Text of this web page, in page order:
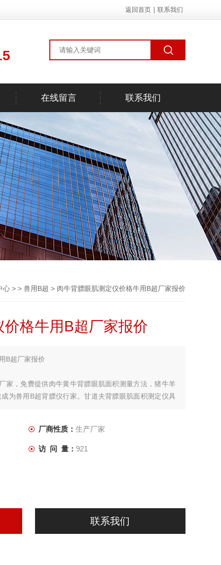
返回首页 联系我们
在线留言 联系我们
心 > > 兽用B超 > 肉牛背膘眼肌测定仪价格牛用B超厂家报价
格牛用B超厂家报价
B超厂家报价
家，免费提供肉牛黄牛背膘眼肌面积测量方法，猪牛羊
为兽用B超背膘仪行家。甘道夫背膘眼肌面积测定仪具
厂商性质： 生产厂家
访 问 量： 921
联系我们